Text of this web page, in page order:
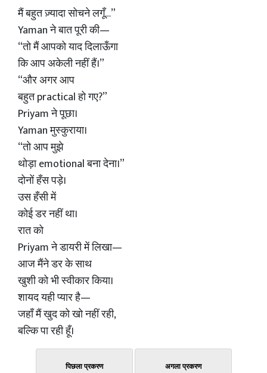
मैं बहुत ज़्यादा सोचने लगूँ…”
Yaman ने बात पूरी की—
“तो मैं आपको याद दिलाऊँगा
कि आप अकेली नहीं हैं।”
“और अगर आप
बहुत practical हो गए?”
Priyam ने पूछा।
Yaman मुस्कुराया।
“तो आप मुझे
थोड़ा emotional बना देना।”
दोनों हँस पड़े।
उस हँसी में
कोई डर नहीं था।
रात को
Priyam ने डायरी में लिखा—
आज मैंने डर के साथ
खुशी को भी स्वीकार किया।
शायद यही प्यार है—
जहाँ मैं खुद को खो नहीं रही,
बल्कि पा रही हूँ।
पिछला प्रकरण अगला प्रकरण